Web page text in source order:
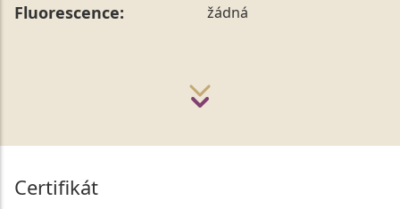
Fluorescence: žádná
Certifikát